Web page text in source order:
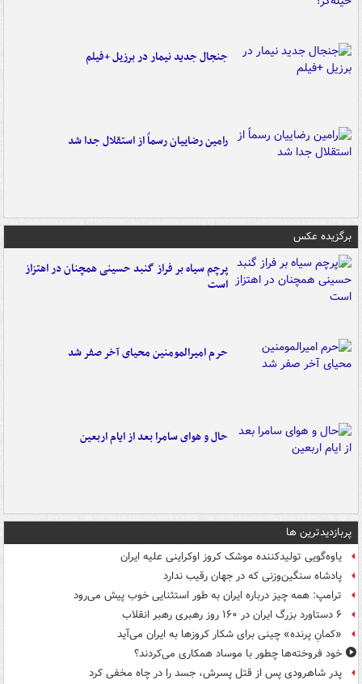
جنجال جدید نیمار در برزیل +فیلم
رامین رضاییان رسماً از استقلال جدا شد
برگزیده عکس
پرچم سیاه بر فراز گنبد حسینی همچنان در اهتزاز
است
حرم امیرالمومنین محیای آخر صفر شد
حال و هوای سامرا بعد از ایام اربعین
پربازدیدترین ها
یاوه‌گویی تولیدکننده موشک کروز اوکراینی علیه ایران
پادشاه سنگین‌وزنی که در جهان رقیب ندارد
ترامپ: همه چیز درباره ایران به طور استثنایی خوب پیش می‌رود
۶ دستاورد بزرگ ایران در ۱۶۰ روز رهبری رهبر انقلاب
«کمانِ پرنده» چینی برای شکار کروزها به ایران می‌آید
خود فروخته‌ها چطور با موساد همکاری می‌کردند؟
پدر شاهرودی پس از قتل پسرش، جسد را در چاه مخفی کرد